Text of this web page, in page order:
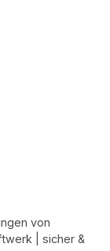
von
| sicher &